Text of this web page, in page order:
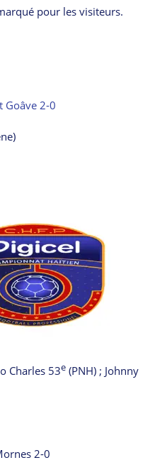
pour les visiteurs.
Goâve 2-0
Charles 53e (PNH) ; Johnny
2-0